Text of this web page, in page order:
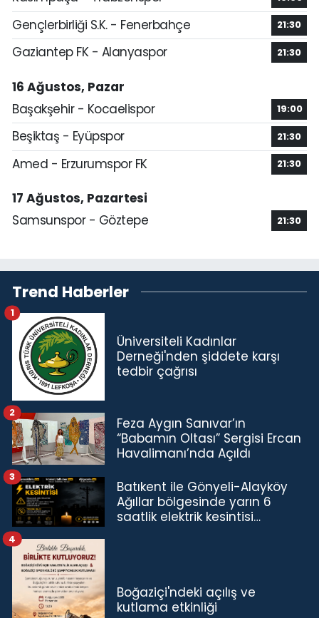
Gençlerbirliği S.K. - Fenerbahçe 21:30
Gaziantep FK - Alanyaspor 21:30
16 Ağustos, Pazar
Başakşehir - Kocaelispor
19:00
Beşiktaş - Eyüpspor 21:30
Amed - Erzurumspor FK 21:30
17 Ağustos, Pazartesi
Samsunspor - Göztepe
21:30
Trend Haberler
Üniversiteli Kadınlar
Derneği'nden şiddete karşı
tedbir çağrısı
1
Feza Aygın Sanıvar’ın
“Babamın Oltası” Sergisi Ercan
Havalimanı’nda Açıldı
2
Batıkent ile Gönyeli-Alayköy
Ağıllar bölgesinde yarın 6
saatlik elektrik kesintisi…
3
Boğaziçi'ndeki açılış ve
kutlama etkinliği
4